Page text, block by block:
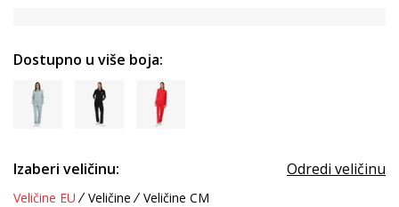
Dostupno u više boja:
Izaberi veličinu: Odredi veličinu
Veličine EU Veličine Veličine CM